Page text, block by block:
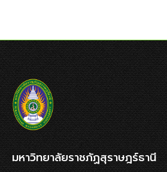
มหาวิทยาลัยราชภัฏสุราษฎร์ธานี